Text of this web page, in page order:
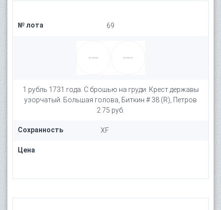
№ лота 69
1 рубль 1731 года. С брошью на груди. Крест державы
узорчатый. Большая голова, Биткин # 38 (R), Петров
2.75 руб.
Сохранность XF
Цена